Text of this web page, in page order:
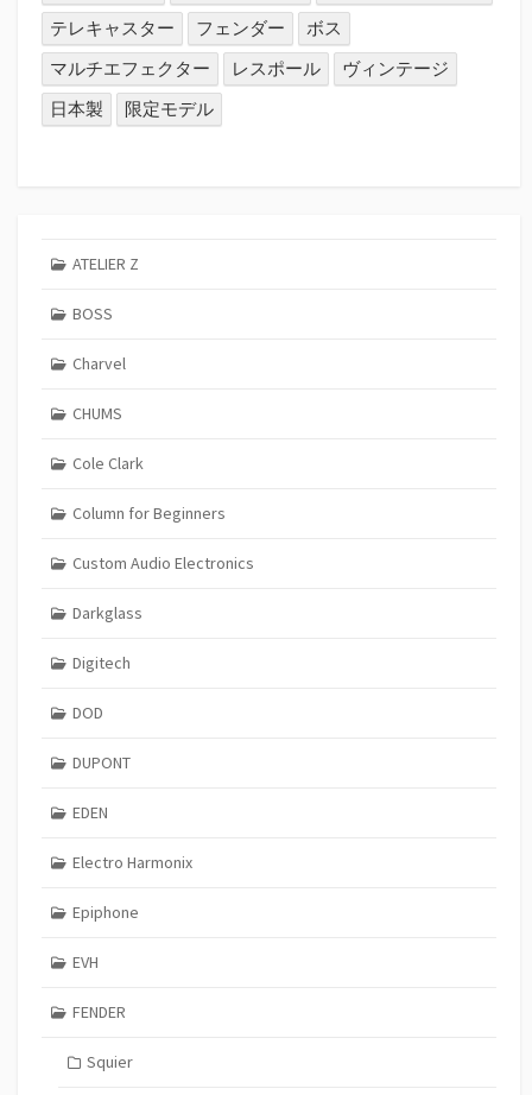
テレキャスター
フェンダー
ボス
マルチエフェクター
レスポール
ヴィンテージ
日本製
限定モデル
ATELIER Z
BOSS
Charvel
CHUMS
Cole Clark
Column for Beginners
Custom Audio Electronics
Darkglass
Digitech
DOD
DUPONT
EDEN
Electro Harmonix
Epiphone
EVH
FENDER
Squier